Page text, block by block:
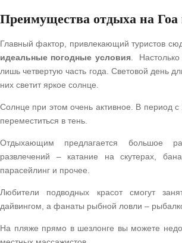
Преимущества отдыха на Гоа
Главный фактор, привлекающий туристов
идеальные погодные условия. Настолько
лишь четвертую часть года. Световой день
них светит яркое солнце.
Солнце при этом очень активное. В период
переместиться в тень.
Отдыхающим предлагается большое
развлечений – катание на скутерах,
парасейлинг и прочее.
Любители подводных красот смогут
дайвингом, а фанаты рыбной ловли –
На пляже прямо в шезлонге вы можете